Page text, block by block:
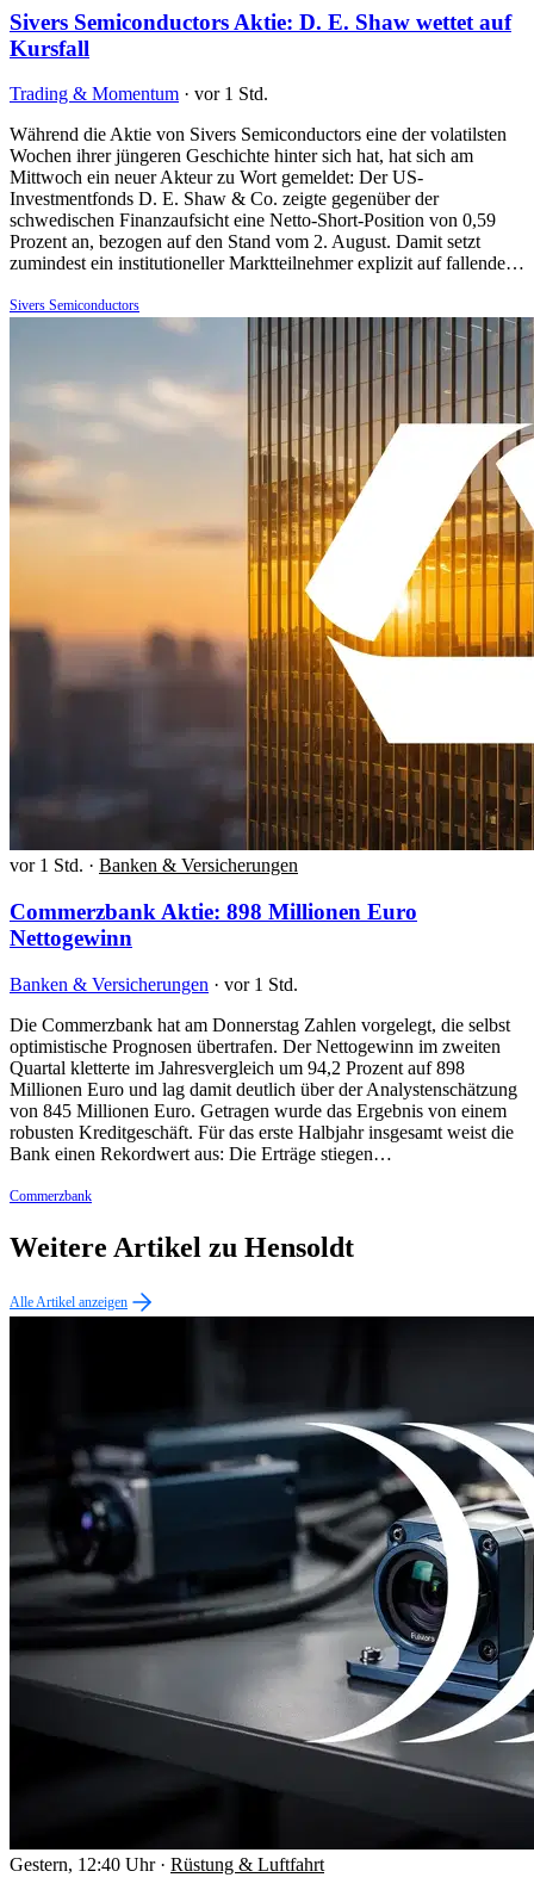
Sivers Semiconductors Aktie: D. E. Shaw wettet auf
Kursfall
Trading & Momentum · vor 1 Std.
Während die Aktie von Sivers Semiconductors eine der volatilsten
Wochen ihrer jüngeren Geschichte hinter sich hat, hat sich am
Mittwoch ein neuer Akteur zu Wort gemeldet: Der US-
Investmentfonds D. E. Shaw & Co. zeigte gegenüber der
schwedischen Finanzaufsicht eine Netto-Short-Position von 0,59
Prozent an, bezogen auf den Stand vom 2. August. Damit setzt
zumindest ein institutioneller Marktteilnehmer explizit auf fallende…
Sivers Semiconductors
vor 1 Std. · Banken & Versicherungen
Commerzbank Aktie: 898 Millionen Euro
Nettogewinn
Banken & Versicherungen · vor 1 Std.
Die Commerzbank hat am Donnerstag Zahlen vorgelegt, die selbst
optimistische Prognosen übertrafen. Der Nettogewinn im zweiten
Quartal kletterte im Jahresvergleich um 94,2 Prozent auf 898
Millionen Euro und lag damit deutlich über der Analystenschätzung
von 845 Millionen Euro. Getragen wurde das Ergebnis von einem
robusten Kreditgeschäft. Für das erste Halbjahr insgesamt weist die
Bank einen Rekordwert aus: Die Erträge stiegen…
Commerzbank
Weitere Artikel zu Hensoldt
Alle Artikel anzeigen
Gestern, 12:40 Uhr · Rüstung & Luftfahrt